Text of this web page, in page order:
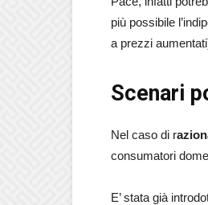
più possibile
a prezzi
Scenari
Nel caso di r
consumatori
E’ stata già